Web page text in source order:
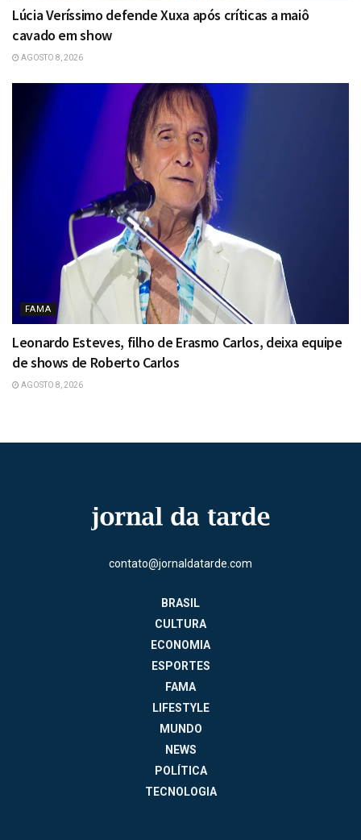
Lúcia Veríssimo defende Xuxa após críticas a maiô
cavado em show
AGOSTO 8, 2026
FAMA
Leonardo Esteves, filho de Erasmo Carlos, deixa equipe
de shows de Roberto Carlos
AGOSTO 8, 2026
contato@jornaldatarde.com
BRASIL
CULTURA
ECONOMIA
ESPORTES
FAMA
LIFESTYLE
MUNDO
NEWS
POLÍTICA
TECNOLOGIA